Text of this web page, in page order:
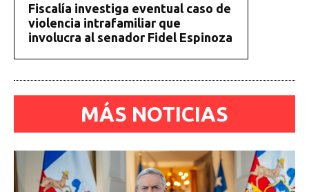
Fiscalía investiga eventual caso de
violencia intrafamiliar que
involucra al senador Fidel Espinoza
MÁS NOTICIAS